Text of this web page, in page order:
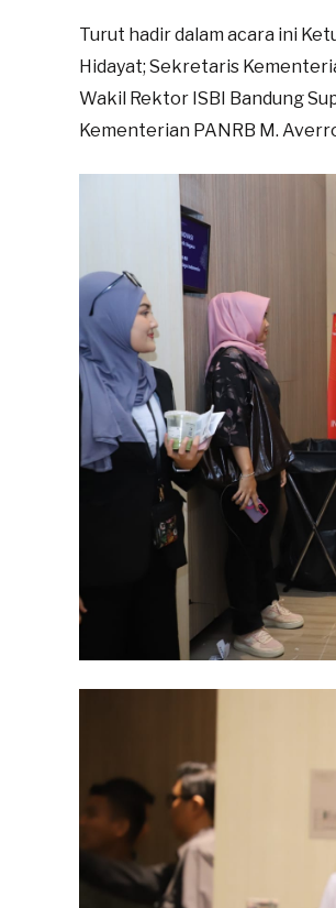
Turut hadir dalam acara ini
Hidayat; Sekretaris
Wakil Rektor ISBI Bandung
Kementerian PANRB M.